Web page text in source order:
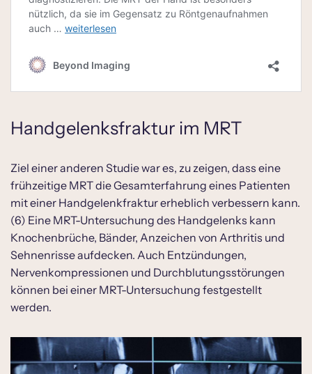
Handgelenksfraktur im MRT
Ziel einer anderen Studie war es, zu zeigen, dass eine
frühzeitige MRT die Gesamterfahrung eines Patienten
mit einer Handgelenkfraktur erheblich verbessern kann.
(6) Eine MRT-Untersuchung des Handgelenks kann
Knochenbrüche, Bänder, Anzeichen von Arthritis und
Sehnenrisse aufdecken. Auch Entzündungen,
Nervenkompressionen und Durchblutungsstörungen
können bei einer MRT-Untersuchung festgestellt
werden.